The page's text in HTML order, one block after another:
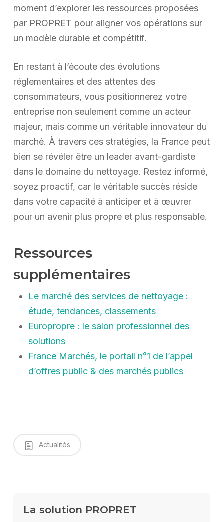
moment d’explorer les ressources proposées
par PROPRET pour aligner vos opérations sur
un modèle durable et compétitif.
En restant à l’écoute des évolutions
réglementaires et des attentes des
consommateurs, vous positionnerez votre
entreprise non seulement comme un acteur
majeur, mais comme un véritable innovateur du
marché. À travers ces stratégies, la France peut
bien se révéler être un leader avant-gardiste
dans le domaine du nettoyage. Restez informé,
soyez proactif, car le véritable succès réside
dans votre capacité à anticiper et à œuvrer
pour un avenir plus propre et plus responsable.
Ressources
supplémentaires
Le marché des services de nettoyage :
étude, tendances, classements
Europropre : le salon professionnel des
solutions
France Marchés, le portail n°1 de l’appel
d’offres public & des marchés publics
Actualités
La solution PROPRET